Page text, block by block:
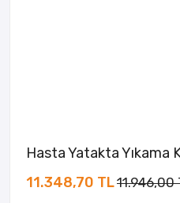
Hasta Yatakta Yıkama
11.348,70 TL11.946,00